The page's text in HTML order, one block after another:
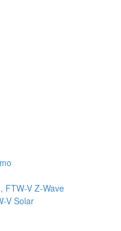
FTW-V Z-Wave
V Solar